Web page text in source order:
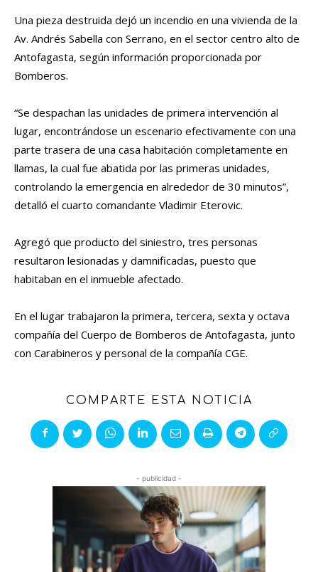
Una pieza destruida dejó un incendio en una vivienda de la
Av. Andrés Sabella con Serrano, en el sector centro alto de
Antofagasta, según información proporcionada por
Bomberos.
“Se despachan las unidades de primera intervención al
lugar, encontrándose un escenario efectivamente con una
parte trasera de una casa habitación completamente en
llamas, la cual fue abatida por las primeras unidades,
controlando la emergencia en alrededor de 30 minutos”,
detalló el cuarto comandante Vladimir Eterovic.
Agregó que producto del siniestro, tres personas
resultaron lesionadas y damnificadas, puesto que
habitaban en el inmueble afectado.
En el lugar trabajaron la primera, tercera, sexta y octava
compañía del Cuerpo de Bomberos de Antofagasta, junto
con Carabineros y personal de la compañía CGE.
COMPARTE ESTA NOTICIA
- publicidad -